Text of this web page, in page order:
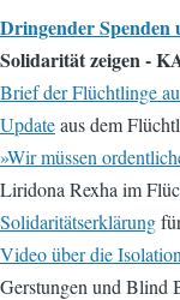
Dringender
Solidarität zeigen -
Brief der Flüchtlinge
Updateaus dem
»Wir müssen
Liridona Rexha im
Solidaritätserklärung
Video über die
Gerstungen und Blind